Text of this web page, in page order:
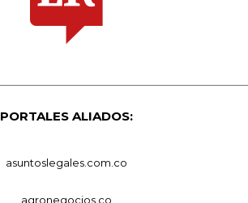
PORTALES ALIADOS:
asuntoslegales.com.co
agronegocios.co